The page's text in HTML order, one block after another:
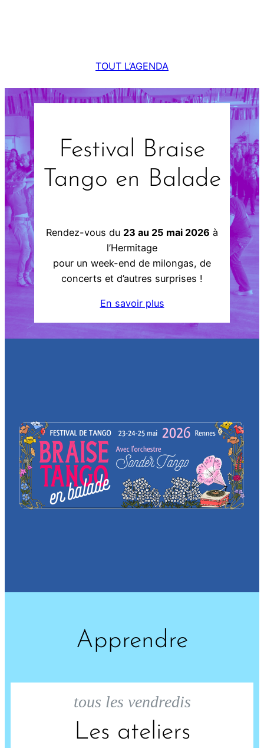
TOUT L’AGENDA
Festival Braise
Tango en Balade
Rendez-vous du 23 au 25 mai 2026 à
l’Hermitage
pour un week-end de milongas, de
concerts et d’autres surprises !
En savoir plus
Apprendre
tous les vendredis
Les ateliers